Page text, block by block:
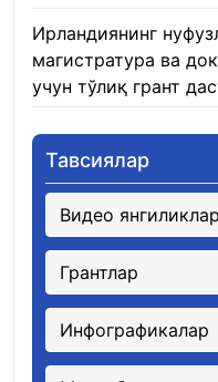
Ирландиянинг
магистратура ва
учун тўлиқ грант
Тавсиялар
Видео янгиликлар
Грантлар
Инфографикалар